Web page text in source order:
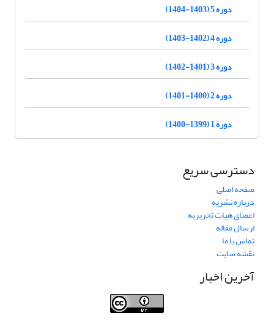
دوره 5 (1403-1404)
دوره 4 (1402-1403)
دوره 3 (1401-1402)
دوره 2 (1400-1401)
دوره 1 (1399-1400)
دسترسی سریع
صفحه اصلی
درباره نشریه
اعضای هیات تحریریه
ارسال مقاله
تماس با ما
نقشه سایت
آخرین اخبار